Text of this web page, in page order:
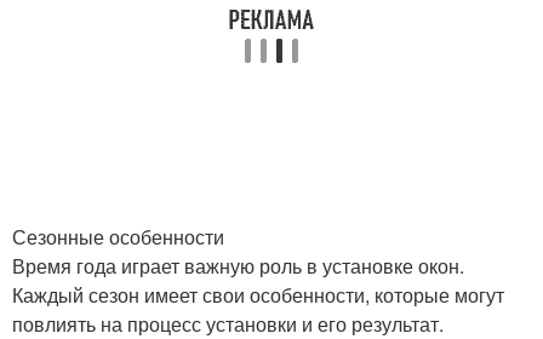
Сезонные особенности
Время года играет важную роль в установке окон.
Каждый сезон имеет свои особенности, которые могут
повлиять на процесс установки и его результат.